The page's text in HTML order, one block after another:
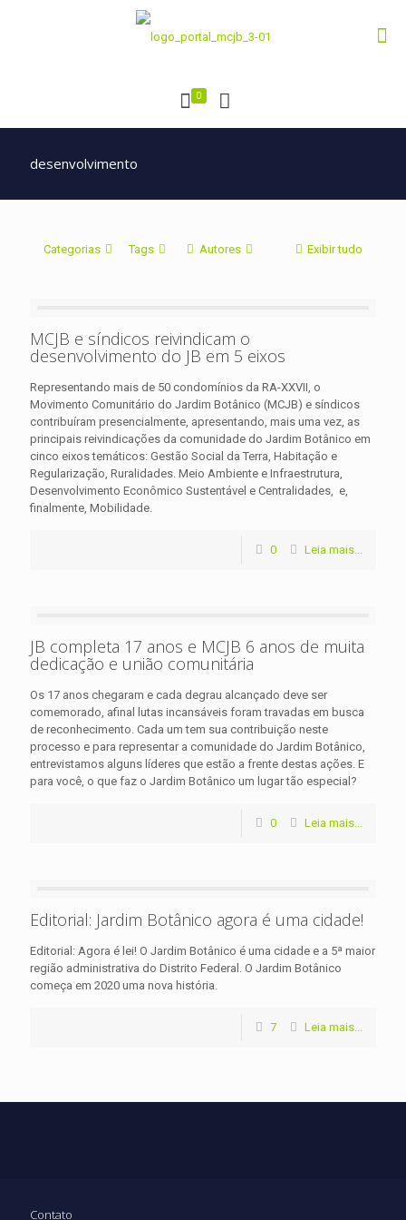
0
desenvolvimento
Categorias Tags Autores Exibir tudo
MCJB e síndicos reivindicam o
desenvolvimento do JB em 5 eixos
Representando mais de 50 condomínios da RA-XXVII, o
Movimento Comunitário do Jardim Botânico (MCJB) e síndicos
contribuíram presencialmente, apresentando, mais uma vez, as
principais reivindicações da comunidade do Jardim Botânico em
cinco eixos temáticos: Gestão Social da Terra, Habitação e
Regularização, Ruralidades. Meio Ambiente e Infraestrutura,
Desenvolvimento Econômico Sustentável e Centralidades, e,
finalmente, Mobilidade.
0 Leia mais...
JB completa 17 anos e MCJB 6 anos de muita
dedicação e união comunitária
Os 17 anos chegaram e cada degrau alcançado deve ser
comemorado, afinal lutas incansáveis foram travadas em busca
de reconhecimento. Cada um tem sua contribuição neste
processo e para representar a comunidade do Jardim Botânico,
entrevistamos alguns líderes que estão a frente destas ações. E
para você, o que faz o Jardim Botânico um lugar tão especial?
0 Leia mais...
Editorial: Jardim Botânico agora é uma cidade!
Editorial: Agora é lei! O Jardim Botânico é uma cidade e a 5ª maior
região administrativa do Distrito Federal. O Jardim Botânico
começa em 2020 uma nova história.
7 Leia mais...
Contato